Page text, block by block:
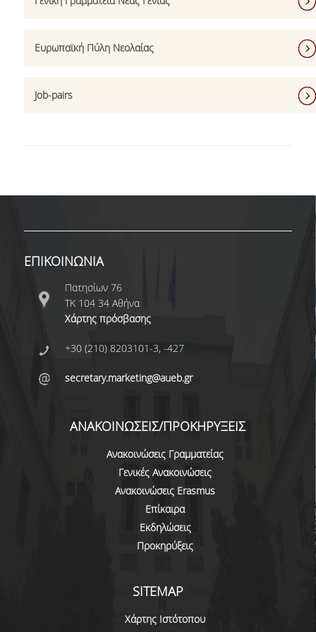
ΔΙΑΔΙΚΑΣΙΕΣ ΦΟΙΤΗΣΗΣ
ΔΙΔΑΚΤΟΡΙΚΟ ΠΡΟΓΡΑΜΜΑ
ΠΟΛΙΤΙΚΗ ΠΟΙΟΤΗΤΑΣ
ΔΕΔΟΜΕΝΑ ΠΟΙΟΤΗΤΑΣ
ΠΙΣΤΟΠΟΙΗΣΗ
ΑΞΙΟΛΟΓΗΣΗ
ΑΠΟ ΠΡΟΠΤΥΧΙΑΚΟΥΣ ΦΟΙΤΗΤΕΣ
ΑΞΙΟΛΟΓΗΣΗΣ
ΜΟ.ΔΙ.Π.
ΕΡΕΥΝΗΤΙΚΑ ΠΕΔΙΑ
ΕΡΕΥΝΗΤΙΚΑ ΕΡΓΑΣΤΗΡΙΑ
Ευρωπαϊκή Πύλη Νεολαίας
Job-pairs
ΕΠΙΚΟΙΝΩΝΙΑ
Πατησίων 76
ΤΚ 104 34 Αθήνα
Χάρτης πρόσβασης
+30 (210) 8203101-3, -427
secretary.marketing@aueb.gr
ΑΝΑΚΟΙΝΩΣΕΙΣ/ΠΡΟΚΗΡΥΞΕΙΣ
Ανακοινώσεις Γραμματείας
Γενικές Ανακοινώσεις
Ανακοινώσεις Erasmus
Επίκαιρα
Εκδηλώσεις
Προκηρύξεις
SITEMAP
Χάρτης Ιστότοπου